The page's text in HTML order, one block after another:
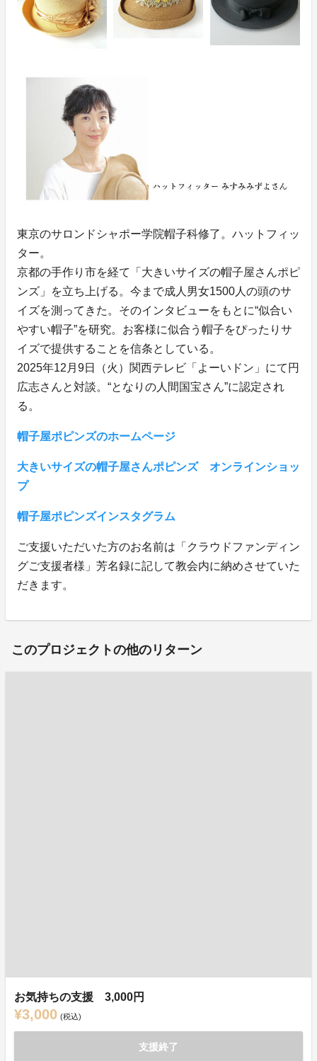
東京のサロンドシャポー学院帽子科修了。ハットフィッ
ター。
京都の手作り市を経て「大きいサイズの帽子屋さんポピ
ンズ」を立ち上げる。今まで成人男女1500人の頭のサ
イズを測ってきた。そのインタビューをもとに“似合い
やすい帽子”を研究。お客様に似合う帽子をぴったりサ
イズで提供することを信条としている。
2025年12月9日（火）関西テレビ「よーいドン」にて円
広志さんと対談。“となりの人間国宝さん”に認定され
る。
帽子屋ポピンズのホームページ
大きいサイズの帽子屋さんポピンズ オンラインショッ
プ
帽子屋ポピンズインスタグラム
ご支援いただいた方のお名前は「クラウドファンディン
グご支援者様」芳名録に記して教会内に納めさせていた
だきます。
このプロジェクトの他のリターン
お気持ちの支援 3,000円
¥3,000 (税込)
支援終了